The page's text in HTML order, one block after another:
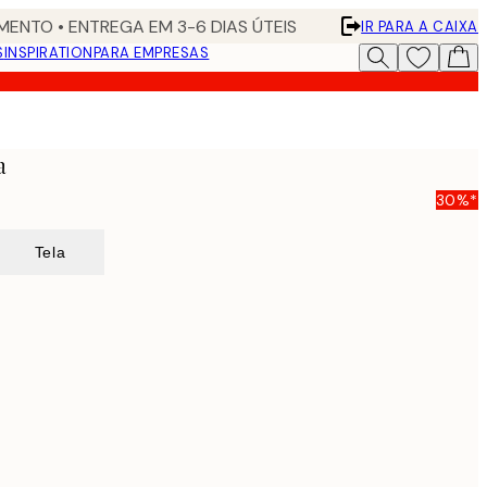
• ENTREGA EM 3-6 DIAS ÚTEIS
IR PARA A CAIXA
INSPIRATIONPARA EMPRESAS
30%*
Tela